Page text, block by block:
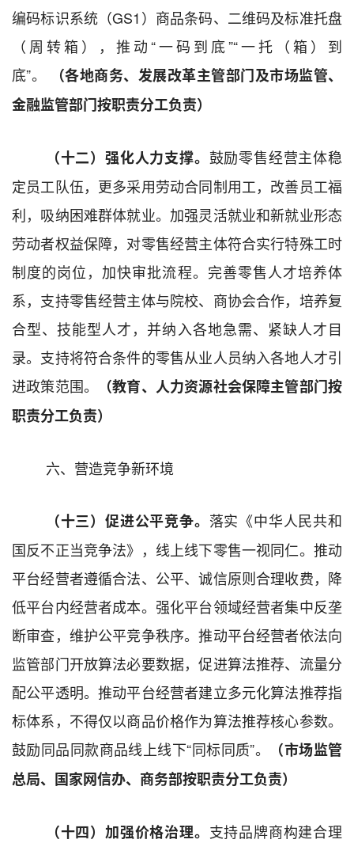
编码标识系统（GS1）商品条码、 二维码及标准托盘
（周转箱），推动“一码到底”“一托（箱）到
底”。 （各地商务、发展改革主管部门及市场监管、
金融监管部门按职责分工负责）
（十二）强化人力支撑。 鼓励零售经营主体稳
定员工队伍，更多采用劳动合同制用工，改善员工福
利，吸纳困难群体就业。加强灵活就业和新就业形态
劳动者权益保障，对零售经营主体符合实行特殊工时
制度的岗位，加快审批流程。完善零售人才培养体
系，支持零售经营主体与院校、商协会合作，培养复
合型、技能型人才，并纳入各地急需、紧缺人才目
录。支持将符合条件的零售从业人员纳入各地人才引
进政策范围。
（教育、人力资源社会保障主管部门按
职责分工负责）
六、 营造竞争新环境
（十三）促进公平竞争。 落实《中华人民共和
国反不正当竞争法》 ， 线上线下零售一视同仁。 推动
平台经营者遵循合法、 公平、诚信原则合理收费，降
低平台内经营者成本。强化平台领域经营者集中反垄
断审查，维护公平竞争秩序。推动平台经营者依法向
监管部门开放算法必要数据，促进算法推荐、流量分
配公平透明。推动平台经营者建立多元化算法推荐指
标体系，不得仅以商品价格作为算法推荐核心参数。
鼓励同品同款商品线上线下“同标同质”。
（市场监管
总局、 国家网信办、 商务部按职责分工负责）
（十四）加强价格治理。 支持品牌商构建合理